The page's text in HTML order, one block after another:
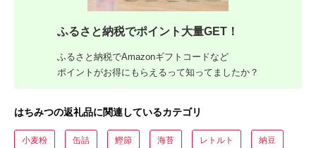
ふるさと納税でポイント大量GET！
ふるさと納税でAmazonギフトコードなど
ポイントがお得にもらえるって知ってましたか？
はちみつの返礼品に関連しているカテゴリ
小麦粉 缶詰 鰹節 海苔 レトルト 納豆